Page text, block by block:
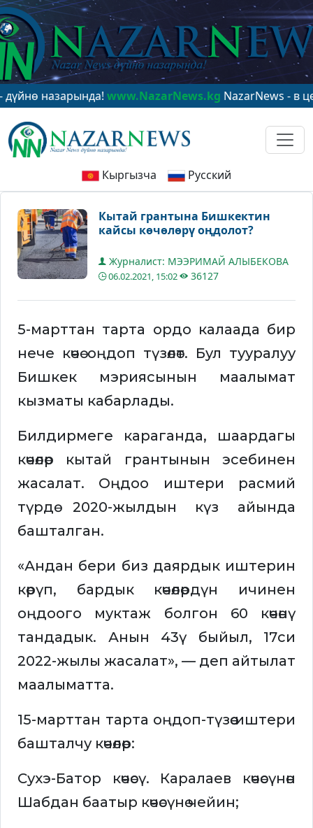
www.NazarNews.kgNazarNews - в центре
Кыргызча Русский
Кытай грантына Бишкектин
кайсы көчөлөрү оңдолот?
Журналист: МЭЭРИМАЙ АЛЫБЕКОВА
06.02.2021, 15:02 36127
5-марттан тарта ордо калаада бир
нече көчө оңдоп түзөлөт. Бул тууралуу
Бишкек мэриясынын маалымат
кызматы кабарлады.
Билдирмеге караганда, шаардагы
көчөлөр кытай грантынын эсебинен
жасалат. Оңдоо иштери расмий
түрдө 2020-жылдын күз айында
башталган.
«Андан бери биз даярдык иштерин
көрүп, бардык көчөлөрдүн ичинен
оңдоого муктаж болгон 60 көчөнү
тандадык. Анын 43ү быйыл, 17си
2022-жылы жасалат», — деп айтылат
маалыматта.
15-марттан тарта оңдоп-түзөө иштери
башталчу көчөлөр:
Сухэ-Батор көчөсү. Каралаев көчөсүнөн
Шабдан баатыр көчөсүнө чейин;